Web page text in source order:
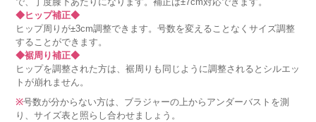
◆ヒップ補正◆
ヒップ周りが±3cm調整できます。号数を変えることなくサイズ調整
することができます。
◆裾周り補正◆
ヒップを調整された方は、裾周りも同じように調整されるとシルエッ
トが崩れません。
※号数が分からない方は、ブラジャーの上からアンダーバストを測
り、サイズ表と照らし合わせましょう。